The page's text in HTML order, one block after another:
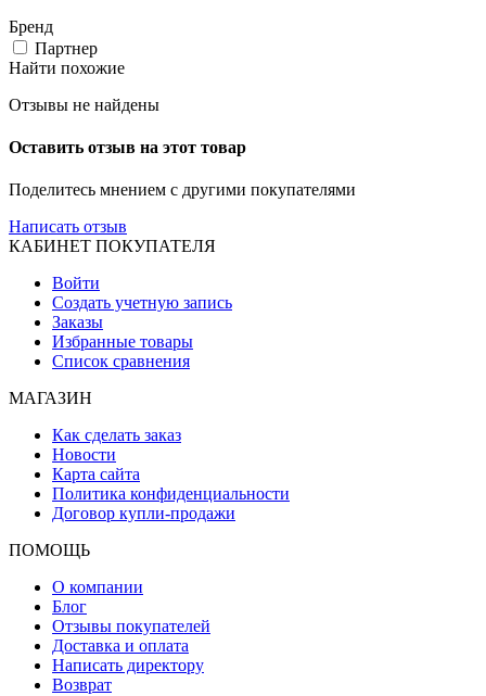
Бренд
Партнер
Найти похожие
Отзывы не найдены
Оставить отзыв на этот товар
Поделитесь мнением с другими покупателями
Написать отзыв
КАБИНЕТ ПОКУПАТЕЛЯ
Войти
Создать учетную запись
Заказы
Избранные товары
Список сравнения
МАГАЗИН
Как сделать заказ
Новости
Карта сайта
Политика конфиденциальности
Договор купли-продажи
ПОМОЩЬ
О компании
Блог
Отзывы покупателей
Доставка и оплата
Написать директору
Возврат